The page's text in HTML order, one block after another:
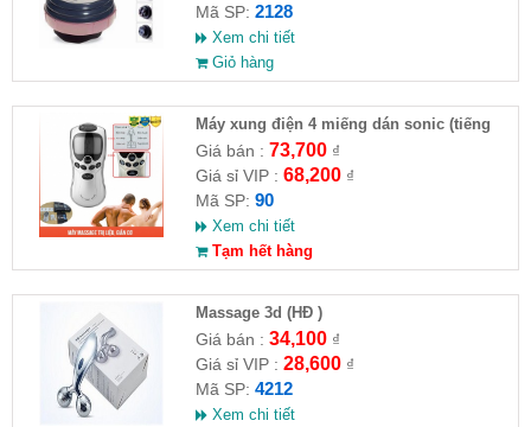
Mã SP: 2128
Xem chi tiết
Giỏ hàng
Máy xung điện 4 miếng dán sonic (tiếng
việt) ( HĐ )
Giá bán : 73,700₫
Giá sỉ VIP : 68,200₫
Mã SP: 90
Xem chi tiết
Tạm hết hàng
Massage 3d (HĐ )
Giá bán : 34,100₫
Giá sỉ VIP : 28,600₫
Mã SP: 4212
Xem chi tiết